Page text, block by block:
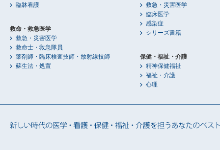
臨牀看護
救命・救急医学
救急・災害医学
救命士・救急隊員
薬剤師・臨床検査技師・放射線技師
蘇生法・処置
救急・災害医学
臨床医学
感染症
シリーズ書籍
保健・福祉・介護
精神保健福祉
福祉・介護
心理